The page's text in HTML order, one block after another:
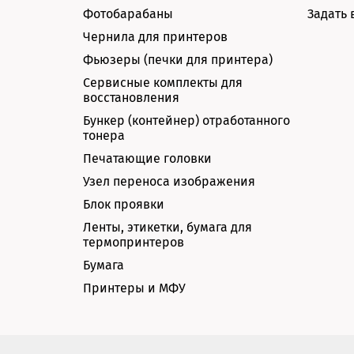
Фотобарабаны
Чернила для принтеров
Фьюзеры (печки для принтера)
Сервисные комплекты для
восстановления
Бункер (контейнер) отработанного
тонера
Печатающие головки
Узел переноса изображения
Блок проявки
Ленты, этикетки, бумага для
термопринтеров
Бумага
Принтеры и МФУ
Задать